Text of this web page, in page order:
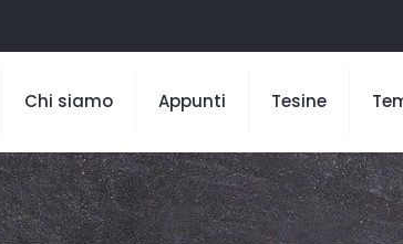
Chi siamo Appunti Tesine